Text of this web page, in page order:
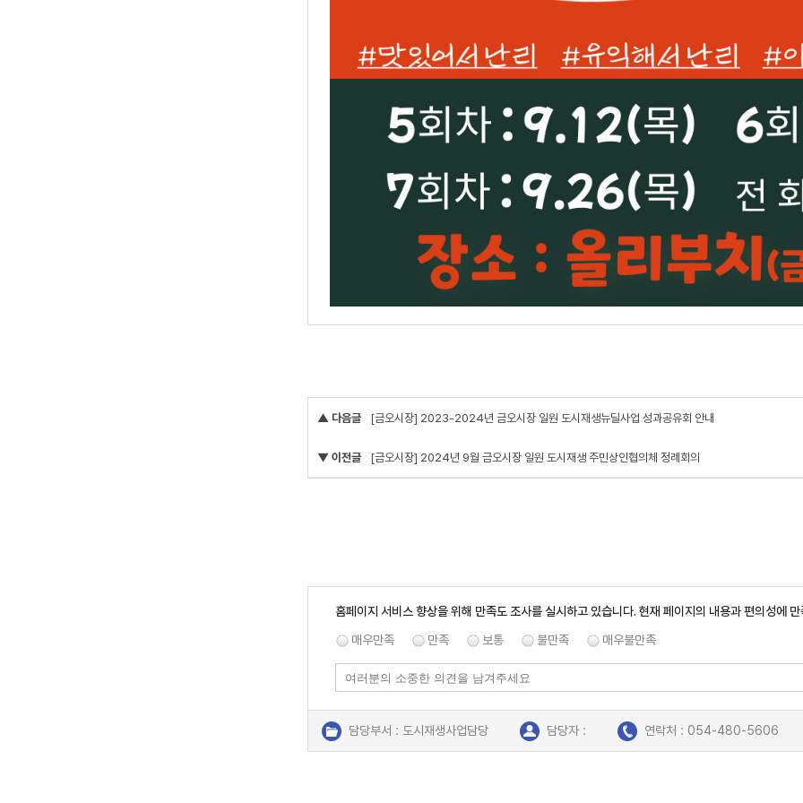
▲ 다음글 [금오시장] 2023-2024년 금오시장 일원 도시재생뉴딜사업 성과공유회 안내
▼ 이전글 [금오시장] 2024년 9월 금오시장 일원 도시재생 주민상인협의체 정례회의
홈페이지 서비스 향상을 위해 만족도 조사를 실시하고 있습니다. 현재 페이지의 내용과 편의성에
매우만족
만족 보통 불만족 매우불만족
담당부서 : 도시재생사업담당 담당자 : 연락처 : 054-480-5606